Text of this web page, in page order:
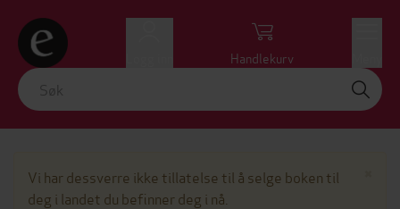
Handlekurv
Vi har dessverre ikke tillatelse til å selge boken til
deg i landet du befinner deg i nå.